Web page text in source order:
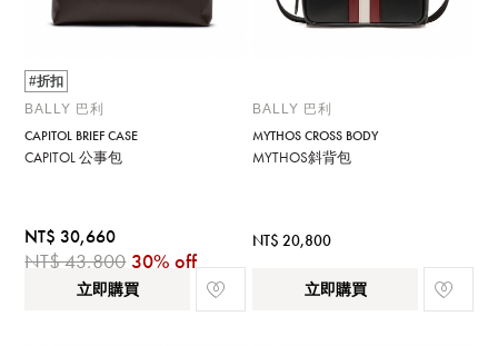
#折扣
BALLY 巴利
CAPITOL BRIEF CASE
CAPITOL 公事包
NT$ 30,660
NT$ 43,800 30% off
立即購買
BALLY 巴利
MYTHOS CROSS BODY
MYTHOS斜背包
NT$ 20,800
立即購買